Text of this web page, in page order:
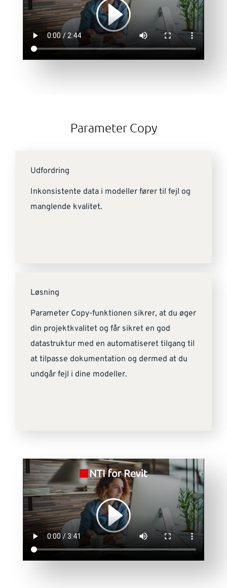
Parameter Copy
Udfordring
Inkonsistente data i modeller fører til fejl og
manglende kvalitet.
Løsning
Parameter Copy-funktionen sikrer, at du øger
din projektkvalitet og får sikret en god
datastruktur med en automatiseret tilgang til
at tilpasse dokumentation og dermed at du
undgår fejl i dine modeller.